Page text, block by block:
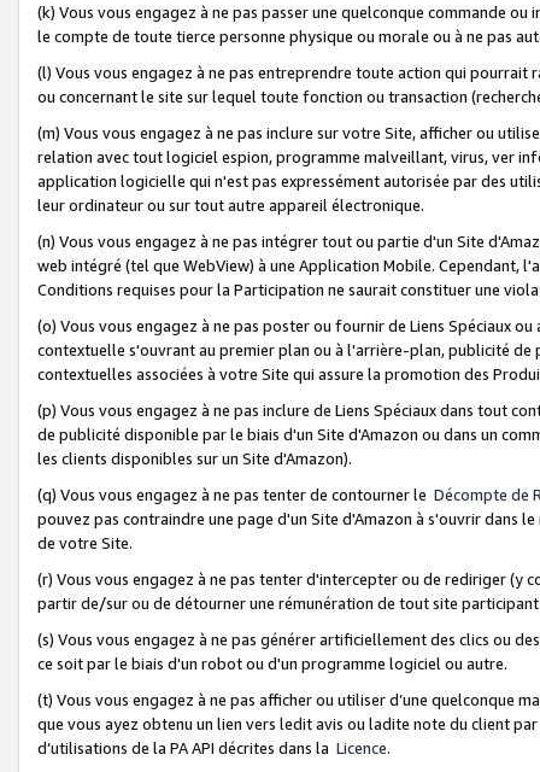
(k) Vous vous engagez à ne pas passer une quelconque commande
le compte de toute tierce personne physique ou morale ou à ne pas
(l) Vous vous engagez à ne pas entreprendre toute action qui
ou concernant le site sur lequel toute fonction ou transaction
(m) Vous vous engagez à ne pas inclure sur votre Site, afficher ou
relation avec tout logiciel espion, programme malveillant, virus, ver
application logicielle qui n'est pas expressément autorisée par des
leur ordinateur ou sur tout autre appareil électronique.
(n) Vous vous engagez à ne pas intégrer tout ou partie d'un Site
web intégré (tel que WebView) à une Application Mobile. Cependant,
Conditions requises pour la Participation ne saurait constituer une
(o) Vous vous engagez à ne pas poster ou fournir de Liens Spéciaux
contextuelle s'ouvrant au premier plan ou à l'arrière-plan, publicité
contextuelles associées à votre Site qui assure la promotion des
(p) Vous vous engagez à ne pas inclure de Liens Spéciaux dans tout
de publicité disponible par le biais d'un Site d'Amazon ou dans un
les clients disponibles sur un Site d'Amazon).
(q) Vous vous engagez à ne pas tenter de contourner le Décompte de
pouvez pas contraindre une page d'un Site d'Amazon à s'ouvrir dans
de votre Site.
(r) Vous vous engagez à ne pas tenter d'intercepter ou de rediriger
partir de/sur ou de détourner une rémunération de tout site
(s) Vous vous engagez à ne pas générer artificiellement des clics ou
ce soit par le biais d'un robot ou d'un programme logiciel ou autre.
(t) Vous vous engagez à ne pas afficher ou utiliser d’une quelconque
que vous ayez obtenu un lien vers ledit avis ou ladite note du client
d’utilisations de la PA API décrites dans la Licence.